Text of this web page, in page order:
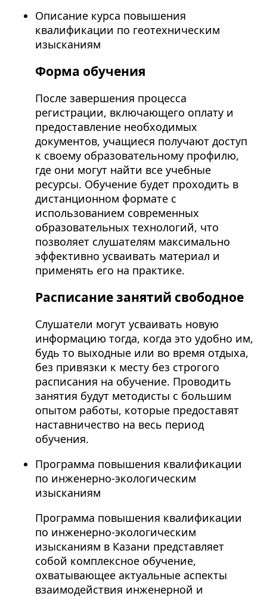
Описание курса повышения
квалификации по геотехническим
изысканиям
Форма обучения
После завершения процесса
регистрации, включающего оплату и
предоставление необходимых
документов, учащиеся получают доступ
к своему образовательному профилю,
где они могут найти все учебные
ресурсы. Обучение будет проходить в
дистанционном формате с
использованием современных
образовательных технологий, что
позволяет слушателям максимально
эффективно усваивать материал и
применять его на практике.
Расписание занятий свободное
Слушатели могут усваивать новую
информацию тогда, когда это удобно им,
будь то выходные или во время отдыха,
без привязки к месту без строгого
расписания на обучение. Проводить
занятия будут методисты с большим
опытом работы, которые предоставят
наставничество на весь период
обучения.
Программа повышения квалификации
по инженерно-экологическим
изысканиям
Программа повышения квалификации
по инженерно-экологическим
изысканиям в Казани представляет
собой комплексное обучение,
охватывающее актуальные аспекты
взаимодействия инженерной и